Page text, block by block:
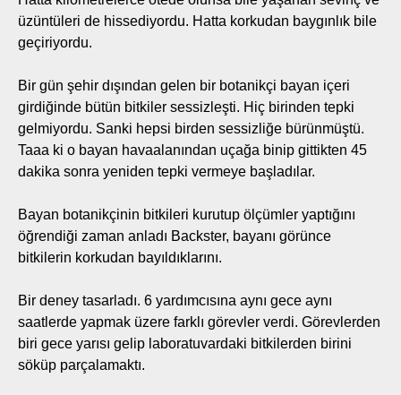
üzüntüleri de hissediyordu. Hatta korkudan baygınlık bile
geçiriyordu.
Bir gün şehir dışından gelen bir botanikçi bayan içeri
girdiğinde bütün bitkiler sessizleşti. Hiç birinden tepki
gelmiyordu. Sanki hepsi birden sessizliğe bürünmüştü.
Taaa ki o bayan havaalanından uçağa binip gittikten 45
dakika sonra yeniden tepki vermeye başladılar.
Bayan botanikçinin bitkileri kurutup ölçümler yaptığını
öğrendiği zaman anladı Backster, bayanı görünce
bitkilerin korkudan bayıldıklarını.
Bir deney tasarladı. 6 yardımcısına aynı gece aynı
saatlerde yapmak üzere farklı görevler verdi. Görevlerden
biri gece yarısı gelip laboratuvardaki bitkilerden birini
söküp parçalamaktı.